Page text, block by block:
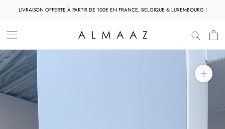
LIVRAISON OFFERTE À PARTIR DE 100€ EN FRANCE, BELGIQUE & LUXEMBOURG !